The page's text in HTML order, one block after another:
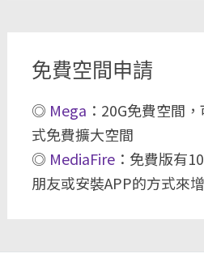
免費空間申請
◎ Mega ：20G免費空間
式免費擴大空間
◎ MediaFire：免費版有
朋友或安裝APP的方式來